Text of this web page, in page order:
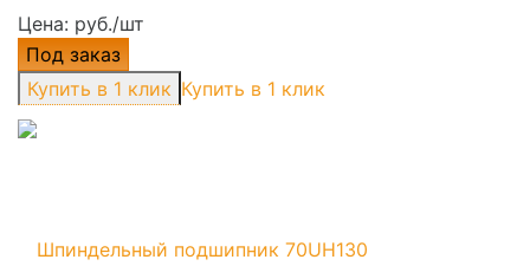
Цена: руб./шт
Под заказ
Купить в 1 клик